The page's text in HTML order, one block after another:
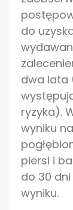
do
dwa lata
ryzyka).
wyniku
piersi i
do 30
wyniku.